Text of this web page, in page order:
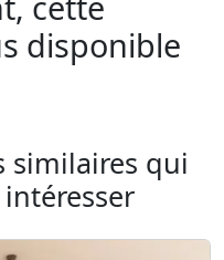
disponible
similaires qui